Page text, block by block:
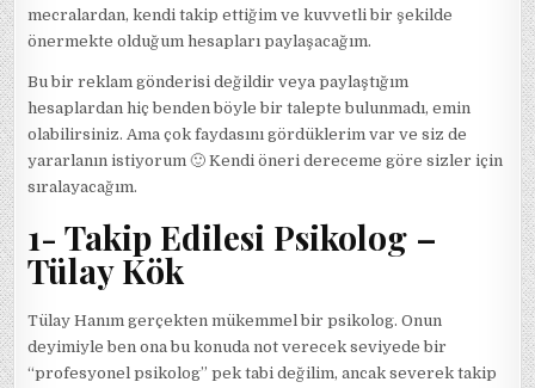
mecralardan, kendi takip ettiğim ve kuvvetli bir şekilde
önermekte olduğum hesapları paylaşacağım.
Bu bir reklam gönderisi değildir veya paylaştığım
hesaplardan hiç benden böyle bir talepte bulunmadı, emin
olabilirsiniz. Ama çok faydasını gördüklerim var ve siz de
yararlanın istiyorum 🙂 Kendi öneri dereceme göre sizler için
sıralayacağım.
1- Takip Edilesi Psikolog –
Tülay Kök
Tülay Hanım gerçekten mükemmel bir psikolog. Onun
deyimiyle ben ona bu konuda not verecek seviyede bir
“profesyonel psikolog” pek tabi değilim, ancak severek takip